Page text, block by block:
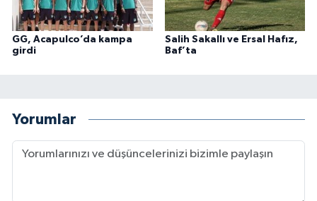
GG, Acapulco’da kampa
girdi
Salih Sakallı ve Ersal Hafız,
Baf’ta
Yorumlar